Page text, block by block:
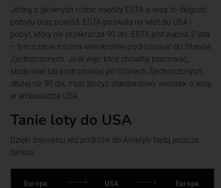
Jedną z głównych różnic między ESTA a wizą to długość
pobytu oraz powód. ESTA pozwala na wlot do USA i
pobyt, który nie przekracza 90 dni. ESTA jest ważna 2 lata
– tym czasie można wielokrotnie podróżować do Stanów
Zjednoczonych. Jeśli więc ktoś chciałby pracować,
studiować lub podróżować po Stanach Zjednoczonych
dłużej niż 90 dni, musi złożyć standardowy wniosek o wizę
w ambasadzie USA.
Tanie loty do USA
Dzięki zniesieniu wiz podróże do Ameryki będą jeszcze
tańsze.
Europa USA Europa